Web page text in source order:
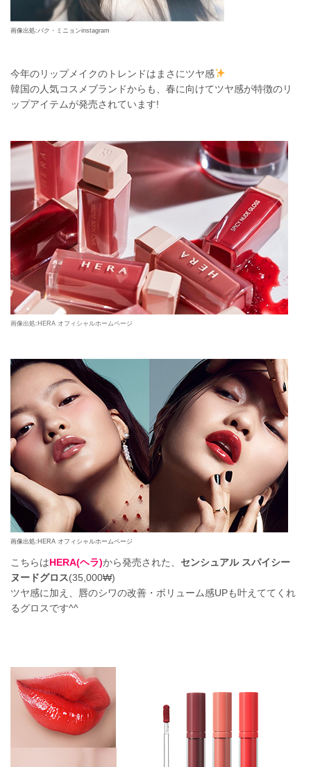
画像出処:パク・ミニョンinstagram
今年のリップメイクのトレンドはまさにツヤ感
韓国の人気コスメブランドからも、春に向けてツヤ感が特徴のリ
ップアイテムが発売されています!
画像出処:HERA オフィシャルホームページ
画像出処:HERA オフィシャルホームページ
こちらはHERA(ヘラ)から発売された、 センシュアル スパイシー
ヌードグロス(35,000₩)
ツヤ感に加え、唇のシワの改善・ボリューム感UPも叶えててくれ
るグロスです^^